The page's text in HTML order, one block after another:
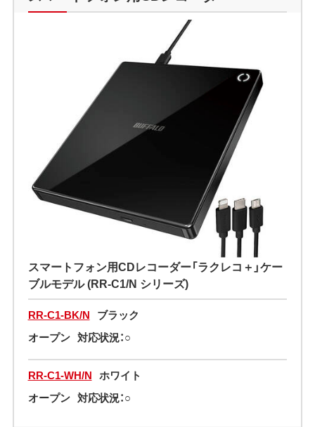
スマートフォン用CDレコーダー「ラクレコ＋」ケー
ブルモデル (RR-C1/N シリーズ)
RR-C1-BK/N ブラック
オープン 対応状況：○
RR-C1-WH/N ホワイト
オープン 対応状況：○